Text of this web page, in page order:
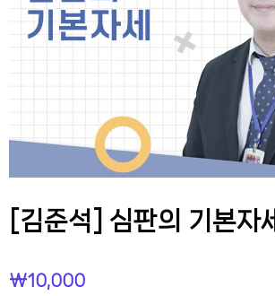
[김준석] 심판의 기본자세
₩10,000